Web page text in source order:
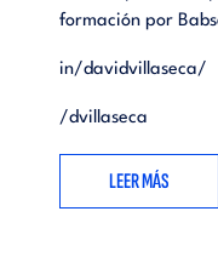
formación por
in/davidvillaseca/
/dvillaseca
LEER MÁS